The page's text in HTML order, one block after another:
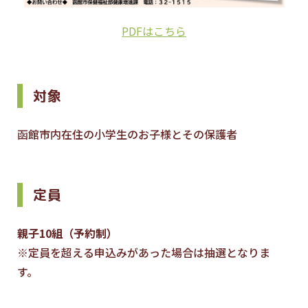
PDFはこちら
対象
函館市内在住の小学生のお子様とその保護者
定員
親子10組（予約制）
※定員を超える申込みがあった場合は抽選となりま
す。